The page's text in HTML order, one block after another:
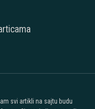
svi artikli na sajtu budu